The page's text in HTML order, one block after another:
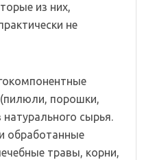
из них,
не
(пилюли, порошки,
сырья.
обработанные
травы, корни,